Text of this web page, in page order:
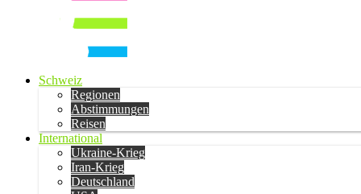
Schweiz
Regionen
Abstimmungen
Reisen
International
Ukraine-Krieg
Iran-Krieg
Deutschland